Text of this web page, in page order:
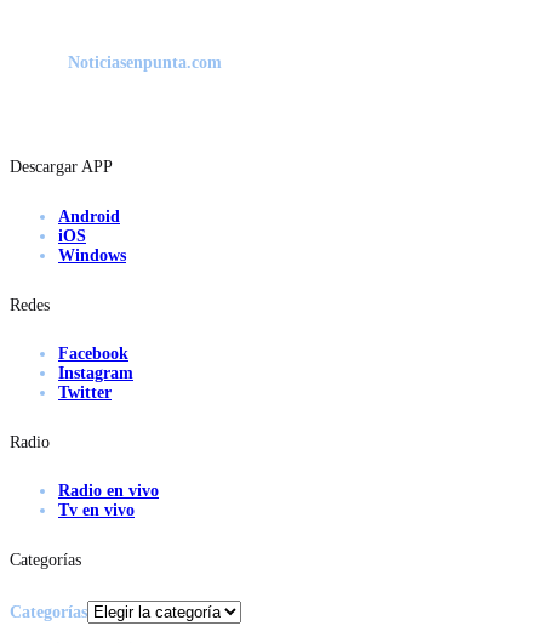
Noticiasenpunta.com
Descargar APP
Android
iOS
Windows
Redes
Facebook
Instagram
Twitter
Radio
Radio en vivo
Tv en vivo
Categorías
Categorías